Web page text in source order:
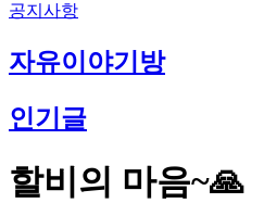
공지사항
자유이야기방
인기글
할비의 마음~🙏